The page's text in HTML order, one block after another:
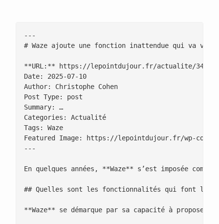
---
# Waze ajoute une fonction inattendue qui va
**URL:** https://lepointdujour.fr/actualite/3444-
Date: 2025-07-10
Author: Christophe Cohen
Post Type: post
Summary: …
Categories: Actualité
Tags: Waze
Featured Image: https://lepointdujour.fr/wp-
---
En quelques années, **Waze** s’est imposée
## Quelles sont les fonctionnalités qui font le
**Waze** se démarque par sa capacité à